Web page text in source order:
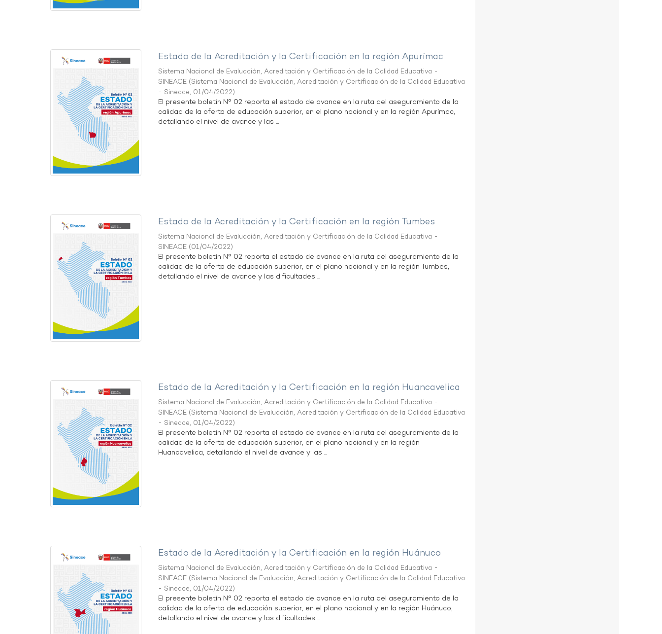
Estado de la Acreditación y la Certificación en la región Apurímac
Sistema Nacional de Evaluación, Acreditación y Certificación de la Calidad Educativa -
SINEACE (Sistema Nacional de Evaluación, Acreditación y Certificación de la Calidad Educativa
- Sineace, 01/04/2022)
El presente boletín N° 02 reporta el estado de avance en la ruta del aseguramiento de la
calidad de la oferta de educación superior, en el plano nacional y en la región Apurímac,
detallando el nivel de avance y las ...
Estado de la Acreditación y la Certificación en la región Tumbes
Sistema Nacional de Evaluación, Acreditación y Certificación de la Calidad Educativa -
SINEACE (01/04/2022)
El presente boletín N° 02 reporta el estado de avance en la ruta del aseguramiento de la
calidad de la oferta de educación superior, en el plano nacional y en la región Tumbes,
detallando el nivel de avance y las dificultades ...
Estado de la Acreditación y la Certificación en la región Huancavelica
Sistema Nacional de Evaluación, Acreditación y Certificación de la Calidad Educativa -
SINEACE (Sistema Nacional de Evaluación, Acreditación y Certificación de la Calidad Educativa
- Sineace, 01/04/2022)
El presente boletín N° 02 reporta el estado de avance en la ruta del aseguramiento de la
calidad de la oferta de educación superior, en el plano nacional y en la región
Huancavelica, detallando el nivel de avance y las ...
Estado de la Acreditación y la Certificación en la región Huánuco
Sistema Nacional de Evaluación, Acreditación y Certificación de la Calidad Educativa -
SINEACE (Sistema Nacional de Evaluación, Acreditación y Certificación de la Calidad Educativa
- Sineace, 01/04/2022)
El presente boletín N° 02 reporta el estado de avance en la ruta del aseguramiento de la
calidad de la oferta de educación superior, en el plano nacional y en la región Huánuco,
detallando el nivel de avance y las dificultades ...